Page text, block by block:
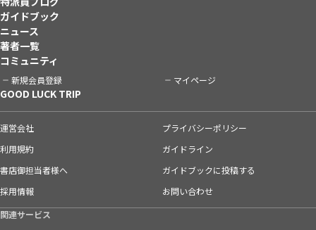
ガイドブック
ニュース
著者一覧
コミュニティ
新規会員登録 マイページ
GOOD LUCK TRIP
運営会社
プライバシーポリシー
利用規約
ガイドライン
書店御担当者様へ
ガイドブックに投稿する
採用情報
お問い合わせ
関連サービス